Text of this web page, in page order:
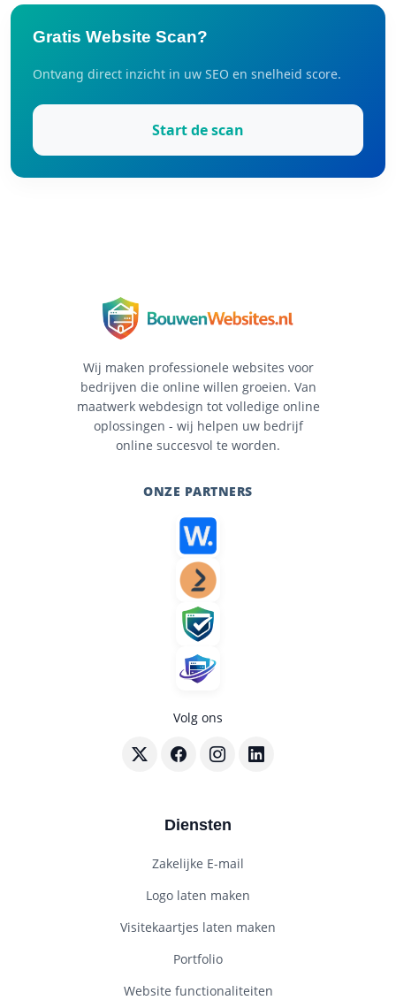
Gratis Website Scan?
Ontvang direct inzicht in uw SEO en snelheid score.
Start de scan
Wij maken professionele websites voor
bedrijven die online willen groeien. Van
maatwerk webdesign tot volledige online
oplossingen - wij helpen uw bedrijf
online succesvol te worden.
ONZE PARTNERS
Volg ons
Volg BouwenWebsites.nl op X
Volg BouwenWebsites.nl op
Volg BouwenWebsites.nl op
Volg
Diensten
Zakelijke E-mail
Logo laten maken
Visitekaartjes laten maken
Portfolio
Website functionaliteiten